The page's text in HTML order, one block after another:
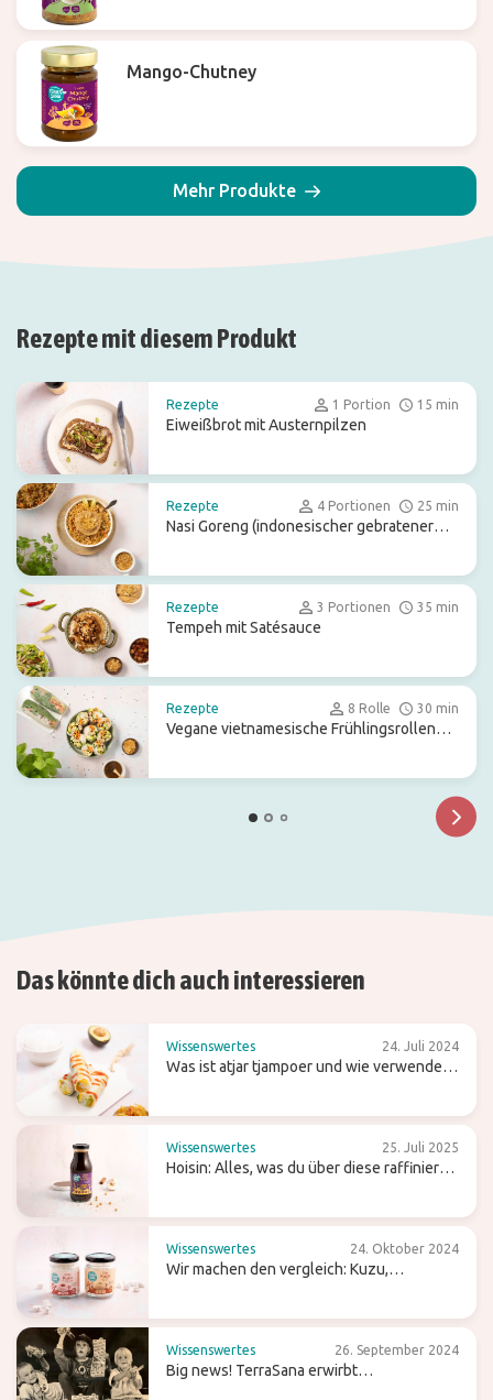
Mango-Chutney
Mehr Produkte
Rezepte mit diesem Produkt
Rezepte 1 Portion 15 min
Eiweißbrot mit Austernpilzen
Rezepte 4 Portionen 25 min
Nasi Goreng (indonesischer gebratener
Rezepte 3 Portionen 35 min
Tempeh mit Satésauce
Rezepte 8 Rolle 30 min
Vegane vietnamesische Frühlingsrollen
Das könnte dich auch interessieren
Wissenswertes 24. Juli 2024
Was ist atjar tjampoer und wie verwendest
Wissenswertes 25. Juli 2025
Hoisin: Alles, was du über diese raffiniert
Wissenswertes 24. Oktober 2024
Wir machen den vergleich: Kuzu,
Wissenswertes 26. September 2024
Big news! TerraSana erwirbt